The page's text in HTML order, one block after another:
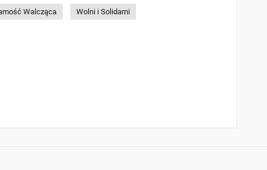
Walcząca Wolni i Solidarni